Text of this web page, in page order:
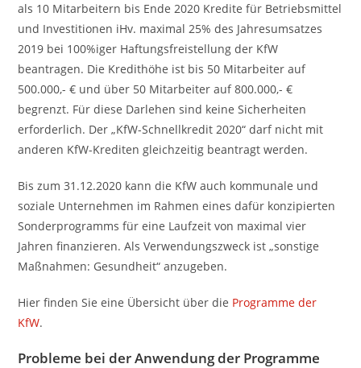
als 10 Mitarbeitern bis Ende 2020 Kredite für Betriebsmittel
und Investitionen iHv. maximal 25% des Jahresumsatzes
2019 bei 100%iger Haftungsfreistellung der KfW
beantragen. Die Kredithöhe ist bis 50 Mitarbeiter auf
500.000,- € und über 50 Mitarbeiter auf 800.000,- €
begrenzt. Für diese Darlehen sind keine Sicherheiten
erforderlich. Der „KfW-Schnellkredit 2020“ darf nicht mit
anderen KfW-Krediten gleichzeitig beantragt werden.
Bis zum 31.12.2020 kann die KfW auch kommunale und
soziale Unternehmen im Rahmen eines dafür konzipierten
Sonderprogramms für eine Laufzeit von maximal vier
Jahren finanzieren. Als Verwendungszweck ist „sonstige
Maßnahmen: Gesundheit“ anzugeben.
Hier finden Sie eine Übersicht über die Programme der
KfW.
Probleme bei der Anwendung der Programme